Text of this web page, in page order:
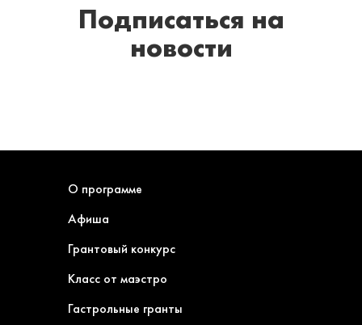
Подписаться на
новости
О программе
Афиша
Грантовый конкурс
Класс от маэстро
Гастрольные гранты